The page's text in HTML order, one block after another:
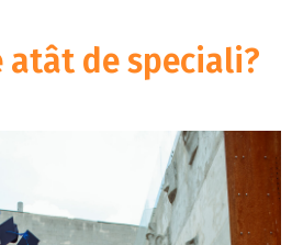
atât de speciali?